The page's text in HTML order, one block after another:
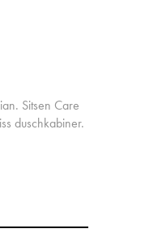
Sitsen Care
duschkabiner.